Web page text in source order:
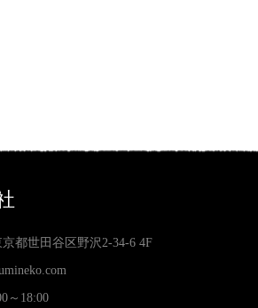
都世田谷区野沢2-34-6 4F
～18:00